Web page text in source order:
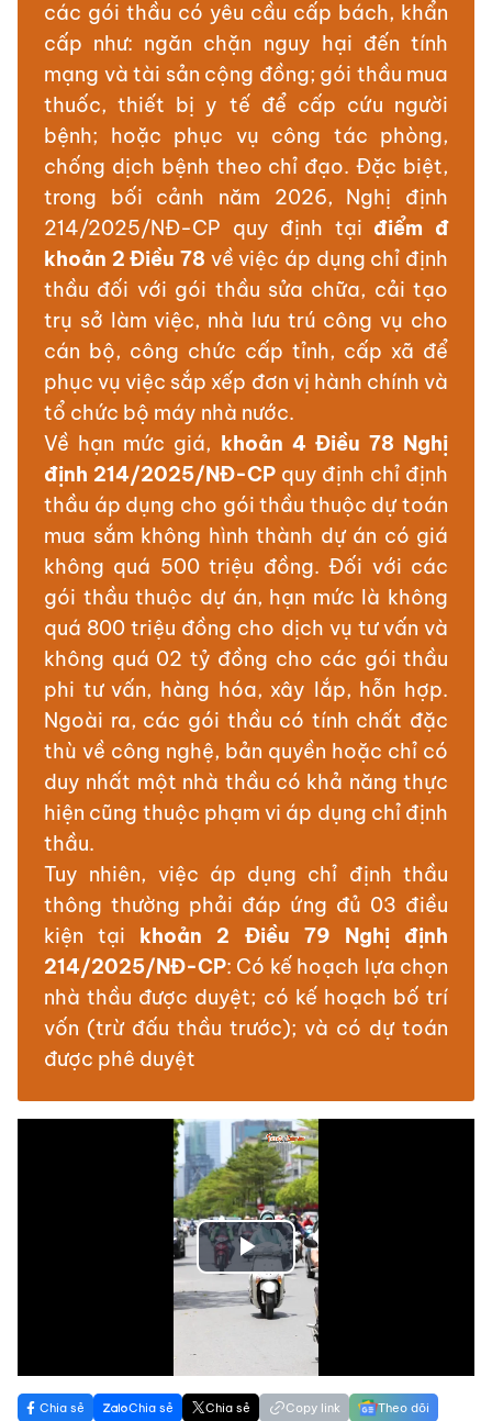
các gói thầu có yêu cầu cấp bách, khẩn
cấp như: ngăn chặn nguy hại đến tính
mạng và tài sản cộng đồng; gói thầu mua
thuốc, thiết bị y tế để cấp cứu người
bệnh; hoặc phục vụ công tác phòng,
chống dịch bệnh theo chỉ đạo. Đặc biệt,
trong bối cảnh năm 2026, Nghị định
214/2025/NĐ-CP quy định tại điểm đ
khoản 2 Điều 78 về việc áp dụng chỉ định
thầu đối với gói thầu sửa chữa, cải tạo
trụ sở làm việc, nhà lưu trú công vụ cho
cán bộ, công chức cấp tỉnh, cấp xã để
phục vụ việc sắp xếp đơn vị hành chính và
tổ chức bộ máy nhà nước.
Về hạn mức giá, khoản 4 Điều 78 Nghị
định 214/2025/NĐ-CPquy định chỉ định
thầu áp dụng cho gói thầu thuộc dự toán
mua sắm không hình thành dự án có giá
không quá 500 triệu đồng. Đối với các
gói thầu thuộc dự án, hạn mức là không
quá 800 triệu đồng cho dịch vụ tư vấn và
không quá 02 tỷ đồng cho các gói thầu
phi tư vấn, hàng hóa, xây lắp, hỗn hợp.
Ngoài ra, các gói thầu có tính chất đặc
thù về công nghệ, bản quyền hoặc chỉ có
duy nhất một nhà thầu có khả năng thực
hiện cũng thuộc phạm vi áp dụng chỉ định
thầu.
Tuy nhiên, việc áp dụng chỉ định thầu
thông thường phải đáp ứng đủ 03 điều
kiện tại khoản 2 Điều 79 Nghị định
214/2025/NĐ-CP: Có kế hoạch lựa chọn
nhà thầu được duyệt; có kế hoạch bố trí
vốn (trừ đấu thầu trước); và có dự toán
được phê duyệt
Play
Video
Chia sẻ Chia sẻ Chia sẻ Copy link Theo dõi